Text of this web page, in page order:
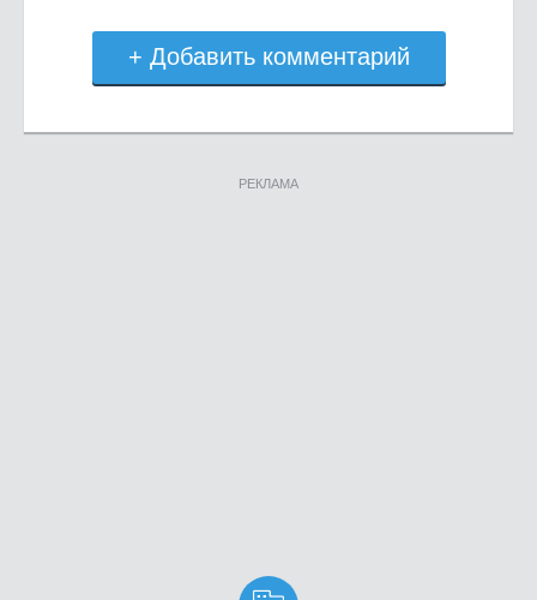
+ Добавить комментарий
РЕКЛАМА